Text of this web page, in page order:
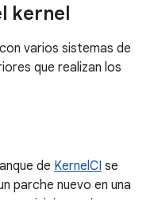
kernel
varios sistemas de
que realizan los
de KernelCI se
parche nuevo en una